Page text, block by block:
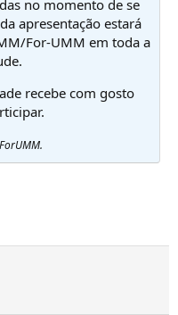
no momento de se
apresentação estará
For-UMM em toda a
recebe com gosto